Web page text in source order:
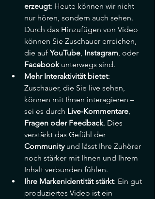
erzeugt: Heute können wir nicht
nur hören, sondern auch sehen.
Durch das Hinzufügen von Video
können Sie Zuschauer erreichen,
die auf YouTube, Instagram, oder
Facebook unterwegs sind.
Mehr Interaktivität bietet:
Zuschauer, die Sie live sehen,
können mit Ihnen interagieren –
sei es durch Live-Kommentare,
Fragen oder Feedback. Dies
verstärkt das Gefühl der
Community und lässt Ihre Zuhörer
noch stärker mit Ihnen und Ihrem
Inhalt verbunden fühlen.
Ihre Markenidentität stärkt: Ein gut
produziertes Video ist ein